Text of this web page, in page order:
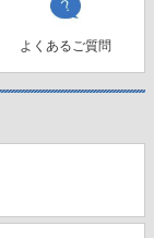
よくあるご質問